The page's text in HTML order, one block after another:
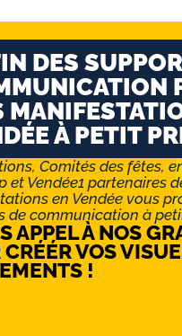
DES
À PETIT
Comités des fêtes,
et Vendée1 partenaires
en Vendée vous
de communication à
APPEL À NOS
CRÉÉR VOS
!